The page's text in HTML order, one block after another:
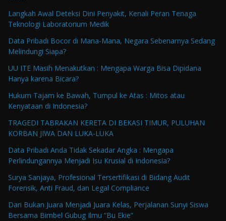
Langkah Awal Deteksi Dini Penyakit, Kenali Peran Tenaga
Teknologi Laboratorium Medik
Data Pribadi Bocor di Mana-Mana, Negara Sebenarnya Sedang
Melindungi Siapa?
UU ITE Masih Menakutkan : Mengapa Warga Bisa Dipidana
Hanya karena Bicara?
Hukum Tajam ke Bawah, Tumpul ke Atas : Mitos atau
Kenyataan di Indonesia?
TRAGEDI TABRAKAN KERETA DI BEKASI TIMUR, PULUHAN
KORBAN JIWA DAN LUKA-LUKA
Data Pribadi Anda Tidak Sekadar Angka : Mengapa
Perlindungannya Menjadi Isu Krusial di Indonesia?
Surya Sanjaya, Profesional Tersertifikasi di Bidang Audit
Forensik, Anti Fraud, dan Legal Compliance
Dari Bukan Juara Menjadi Juara Kelas, Perjalanan Sunyi Siswa
Bersama Bimbel Gubug Ilmu “Bu Ekie”